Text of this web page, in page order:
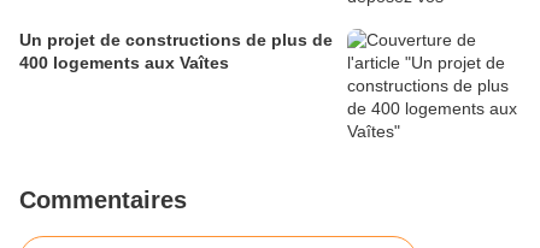
Un projet de constructions de plus de
400 logements aux Vaîtes
Commentaires